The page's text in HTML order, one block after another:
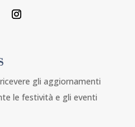
gli aggiornamenti
le festività e gli eventi